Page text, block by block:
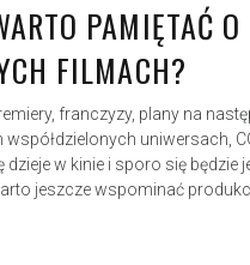
PAMIĘTAĆ O
FILMACH?
franczyzy, plany na
współdzielonych uniwersach,
dzieje w kinie i sporo się będzie
jeszcze wspominać